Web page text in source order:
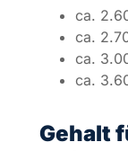
auf die
So zeigt
verdienen
Auch